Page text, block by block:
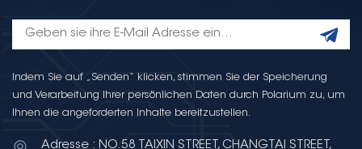
Indem Sie auf „Senden“ klicken, stimmen Sie der Speicherung
und Verarbeitung Ihrer persönlichen Daten durch Polarium zu, um
Ihnen die angeforderten Inhalte bereitzustellen.
Adresse : NO.58 TAIXIN STREET, CHANGTAI STREET,